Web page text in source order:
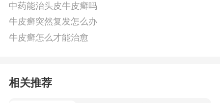
中药能治头皮牛皮癣吗
牛皮癣突然复发怎么办
牛皮癣怎么才能治愈
相关推荐